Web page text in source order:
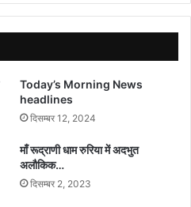
Today’s Morning News
headlines
दिसम्बर 12, 2024
माँ रूद्राणी धाम रुरिया में अदभुत
अलौकिक…
दिसम्बर 2, 2023